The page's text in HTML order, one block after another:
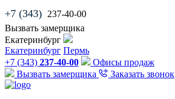
+7 (343) 237-40-00
Вызвать замерщика
Екатеринбург
Екатеринбург Пермь
+7 (343) 237-40-00
Офисы продаж
Вызвать замерщика
Заказать звонок